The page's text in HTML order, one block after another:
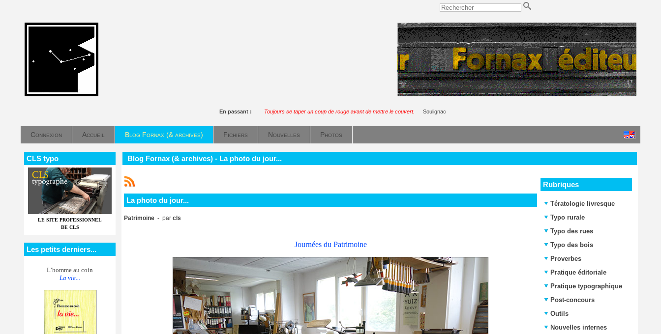
En passant : Toujours se taper un coup de rouge avant de mettre le couvert. Soulignac
Connexion Accueil Blog Fornax (& archives) Fichiers Nouvelles Photos
CLS typo
LE SITE PROFESSIONNEL
DE CLS
Les petits derniers...
L’homme au coin
La vie...
Blog Fornax (& archives) - La photo du jour...
La photo du jour...
Patrimoine - par cls
Journées du Patrimoine
Rubriques
Tératologie livresque
Typo rurale
Typo des rues
Typo des bois
Proverbes
Pratique éditoriale
Pratique typographique
Post-concours
Outils
Nouvelles internes